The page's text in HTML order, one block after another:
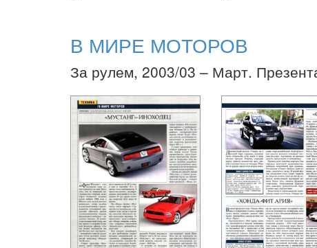
В МИРЕ МОТОРОВ
За рулем, 2003/03 – Март.